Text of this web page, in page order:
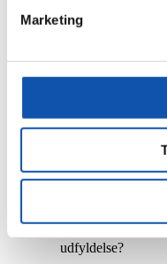
Marketing
samt om de krav og
stiller ifm. forebyggelse
til virksomheder med
Vejen til korrekt
Hvad er dit
Hvilke krav er der
udfyldelse?